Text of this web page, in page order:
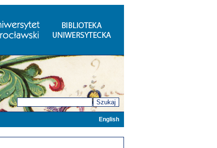
Szukaj
English